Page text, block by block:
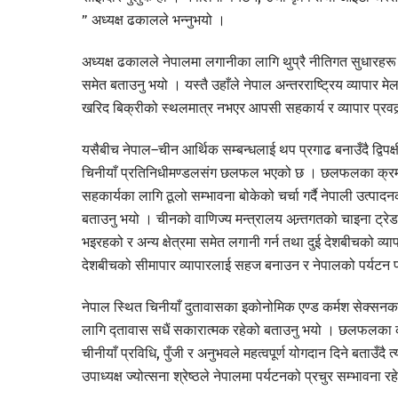
” अध्यक्ष ढकालले भन्नुभयो ।
अध्यक्ष ढकालले नेपालमा लगानीका लागि थुप्रै नीतिगत
समेत बताउनु भयो । यस्तै उहाँले नेपाल अन्तरराष्ट्रिय व्यापार
खरिद बिक्रीको स्थलमात्र नभएर आपसी सहकार्य र व्यापार
यसैबीच नेपाल–चीन आर्थिक सम्बन्धलाई थप प्रगाढ बनाउँदै
चिनीयाँ प्रतिनिधीमण्डलसंग छलफल भएको छ । छलफलका
सहकार्यका लागि ठूलो सम्भावना बोकेको चर्चा गर्दै नेपाली
बताउनु भयो । चीनको वाणिज्य मन्त्रालय अन्र्तगतको चाइना
भइरहको र अन्य क्षेत्रमा समेत लगानी गर्न तथा दुई देशबीचको
देशबीचको सीमापार व्यापारलाई सहज बनाउन र नेपालको पर्यटन
नेपाल स्थित चिनीयाँ दुतावासका इकोनोमिक एण्ड कर्मश
लागि द्तावास सधैं सकारात्मक रहेको बताउनु भयो । छलफलका
चीनीयाँ प्रविधि, पुँजी र अनुभवले महत्वपूर्ण योगदान दिने
उपाध्यक्ष ज्योत्सना श्रेष्ठले नेपालमा पर्यटनको प्रचुर सम्भावना